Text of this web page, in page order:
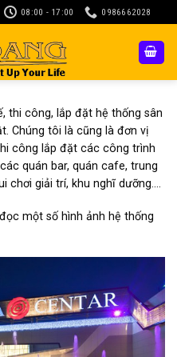
08:00 - 17:00 0986662028
thi công, lắp đặt hệ thống sân
Chúng tôi là cũng là đơn vị
công lắp đặt các công trình
quán bar, quán cafe, trung
chơi giải trí, khu nghĩ dưỡng….
một số hình ảnh hệ thống